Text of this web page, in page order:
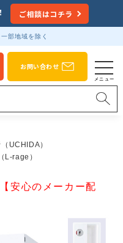
ご相談はコチラ
部地域を除く
お問い合わせ
UCHIDA）
L-rage）
安心のメーカー配